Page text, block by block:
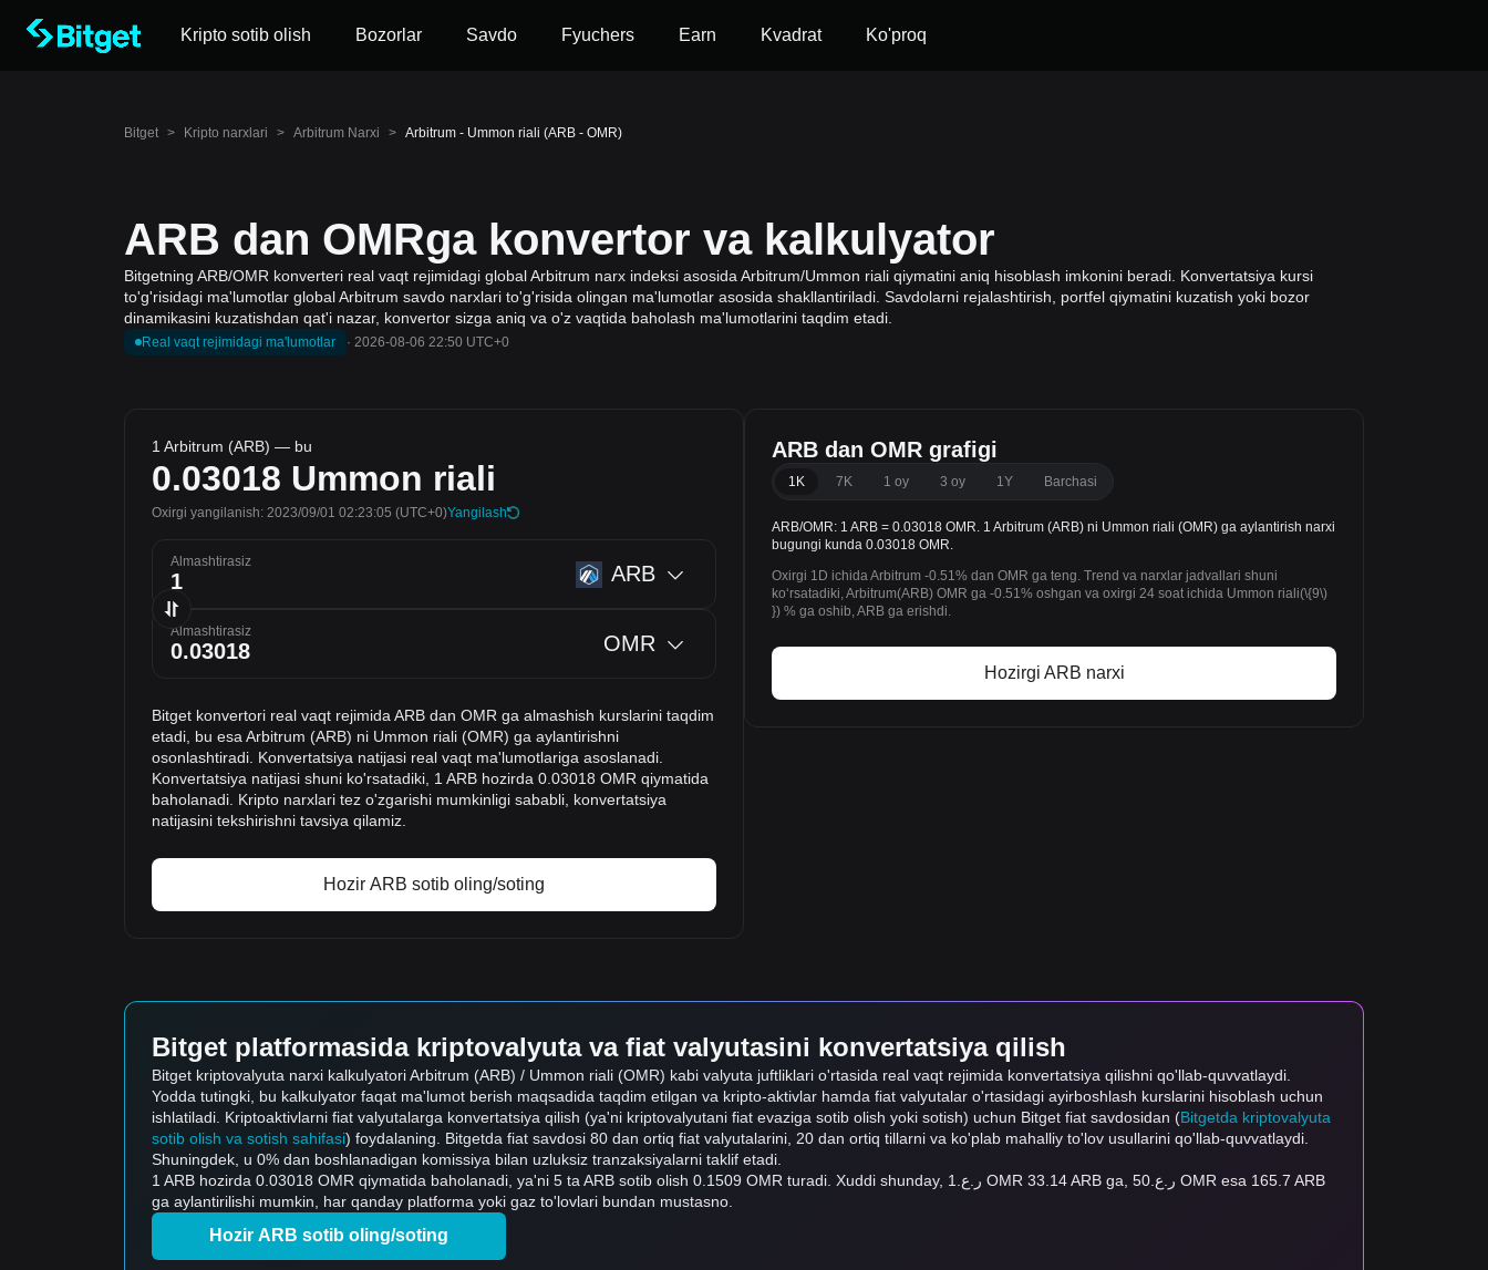
Kripto sotib olish Bozorlar Savdo Fyuchers Earn Kvadrat Ko'proq
Bitget > Kripto narxlari > Arbitrum Narxi > Arbitrum - Ummon riali (ARB - OMR)
ARB dan OMRga konvertor va kalkulyator
Bitgetning ARB/OMR konverteri real vaqt rejimidagi global Arbitrum narx indeksi asosida Arbitrum/Ummon riali qiymatini aniq hisoblash imkonini beradi. Konvertatsiya kursi
to'g'risidagi ma'lumotlar global Arbitrum savdo narxlari to'g'risida olingan ma'lumotlar asosida shakllantiriladi. Savdolarni rejalashtirish, portfel qiymatini kuzatish yoki bozor
dinamikasini kuzatishdan qat'i nazar, konvertor sizga aniq va o'z vaqtida baholash ma'lumotlarini taqdim etadi.
Real vaqt rejimidagi ma'lumotlar · 2026-08-06 22:50 UTC+0
1 Arbitrum (ARB) — bu
0.03018 Ummon riali
Oxirgi yangilanish: 2023/09/01 02:23:05 (UTC+0)Yangilash
Almashtirasiz ARB
Almashtirasiz OMR
Bitget konvertori real vaqt rejimida ARB dan OMR ga almashish kurslarini taqdim
etadi, bu esa Arbitrum (ARB) ni Ummon riali (OMR) ga aylantirishni
osonlashtiradi. Konvertatsiya natijasi real vaqt ma'lumotlariga asoslanadi.
Konvertatsiya natijasi shuni ko'rsatadiki, 1 ARB hozirda 0.03018 OMR qiymatida
baholanadi. Kripto narxlari tez o'zgarishi mumkinligi sababli, konvertatsiya
natijasini tekshirishni tavsiya qilamiz.
Hozir ARB sotib oling/soting
ARB dan OMR grafigi
1K 7K 1 oy 3 oy 1Y Barchasi
ARB/OMR: 1 ARB = 0.03018 OMR. 1 Arbitrum (ARB) ni Ummon riali (OMR) ga aylantirish narxi
bugungi kunda 0.03018 OMR.
Oxirgi 1D ichida Arbitrum -0.51% dan OMR ga teng. Trend va narxlar jadvallari shuni
koʻrsatadiki, Arbitrum(ARB) OMR ga -0.51% oshgan va oxirgi 24 soat ichida Ummon riali(\{9\)
}) % ga oshib, ARB ga erishdi.
Hozirgi ARB narxi
Bitget platformasida kriptovalyuta va fiat valyutasini konvertatsiya qilish
Bitget kriptovalyuta narxi kalkulyatori Arbitrum (ARB) / Ummon riali (OMR) kabi valyuta juftliklari o'rtasida real vaqt rejimida konvertatsiya qilishni qo'llab-quvvatlaydi.
Yodda tutingki, bu kalkulyator faqat ma'lumot berish maqsadida taqdim etilgan va kripto-aktivlar hamda fiat valyutalar o'rtasidagi ayirboshlash kurslarini hisoblash uchun
ishlatiladi. Kriptoaktivlarni fiat valyutalarga konvertatsiya qilish (ya'ni kriptovalyutani fiat evaziga sotib olish yoki sotish) uchun Bitget fiat savdosidan (Bitgetda kriptovalyuta
sotib olish va sotish sahifasi) foydalaning. Bitgetda fiat savdosi 80 dan ortiq fiat valyutalarini, 20 dan ortiq tillarni va ko'plab mahalliy to'lov usullarini qo'llab-quvvatlaydi.
Shuningdek, u 0% dan boshlanadigan komissiya bilan uzluksiz tranzaksiyalarni taklif etadi.
1 ARB hozirda 0.03018 OMR qiymatida baholanadi, ya'ni 5 ta ARB sotib olish 0.1509 OMR turadi. Xuddi shunday, ر.ع.1 OMR 33.14 ARB ga, ر.ع.50 OMR esa 165.7 ARB
ga aylantirilishi mumkin, har qanday platforma yoki gaz to'lovlari bundan mustasno.
Hozir ARB sotib oling/soting